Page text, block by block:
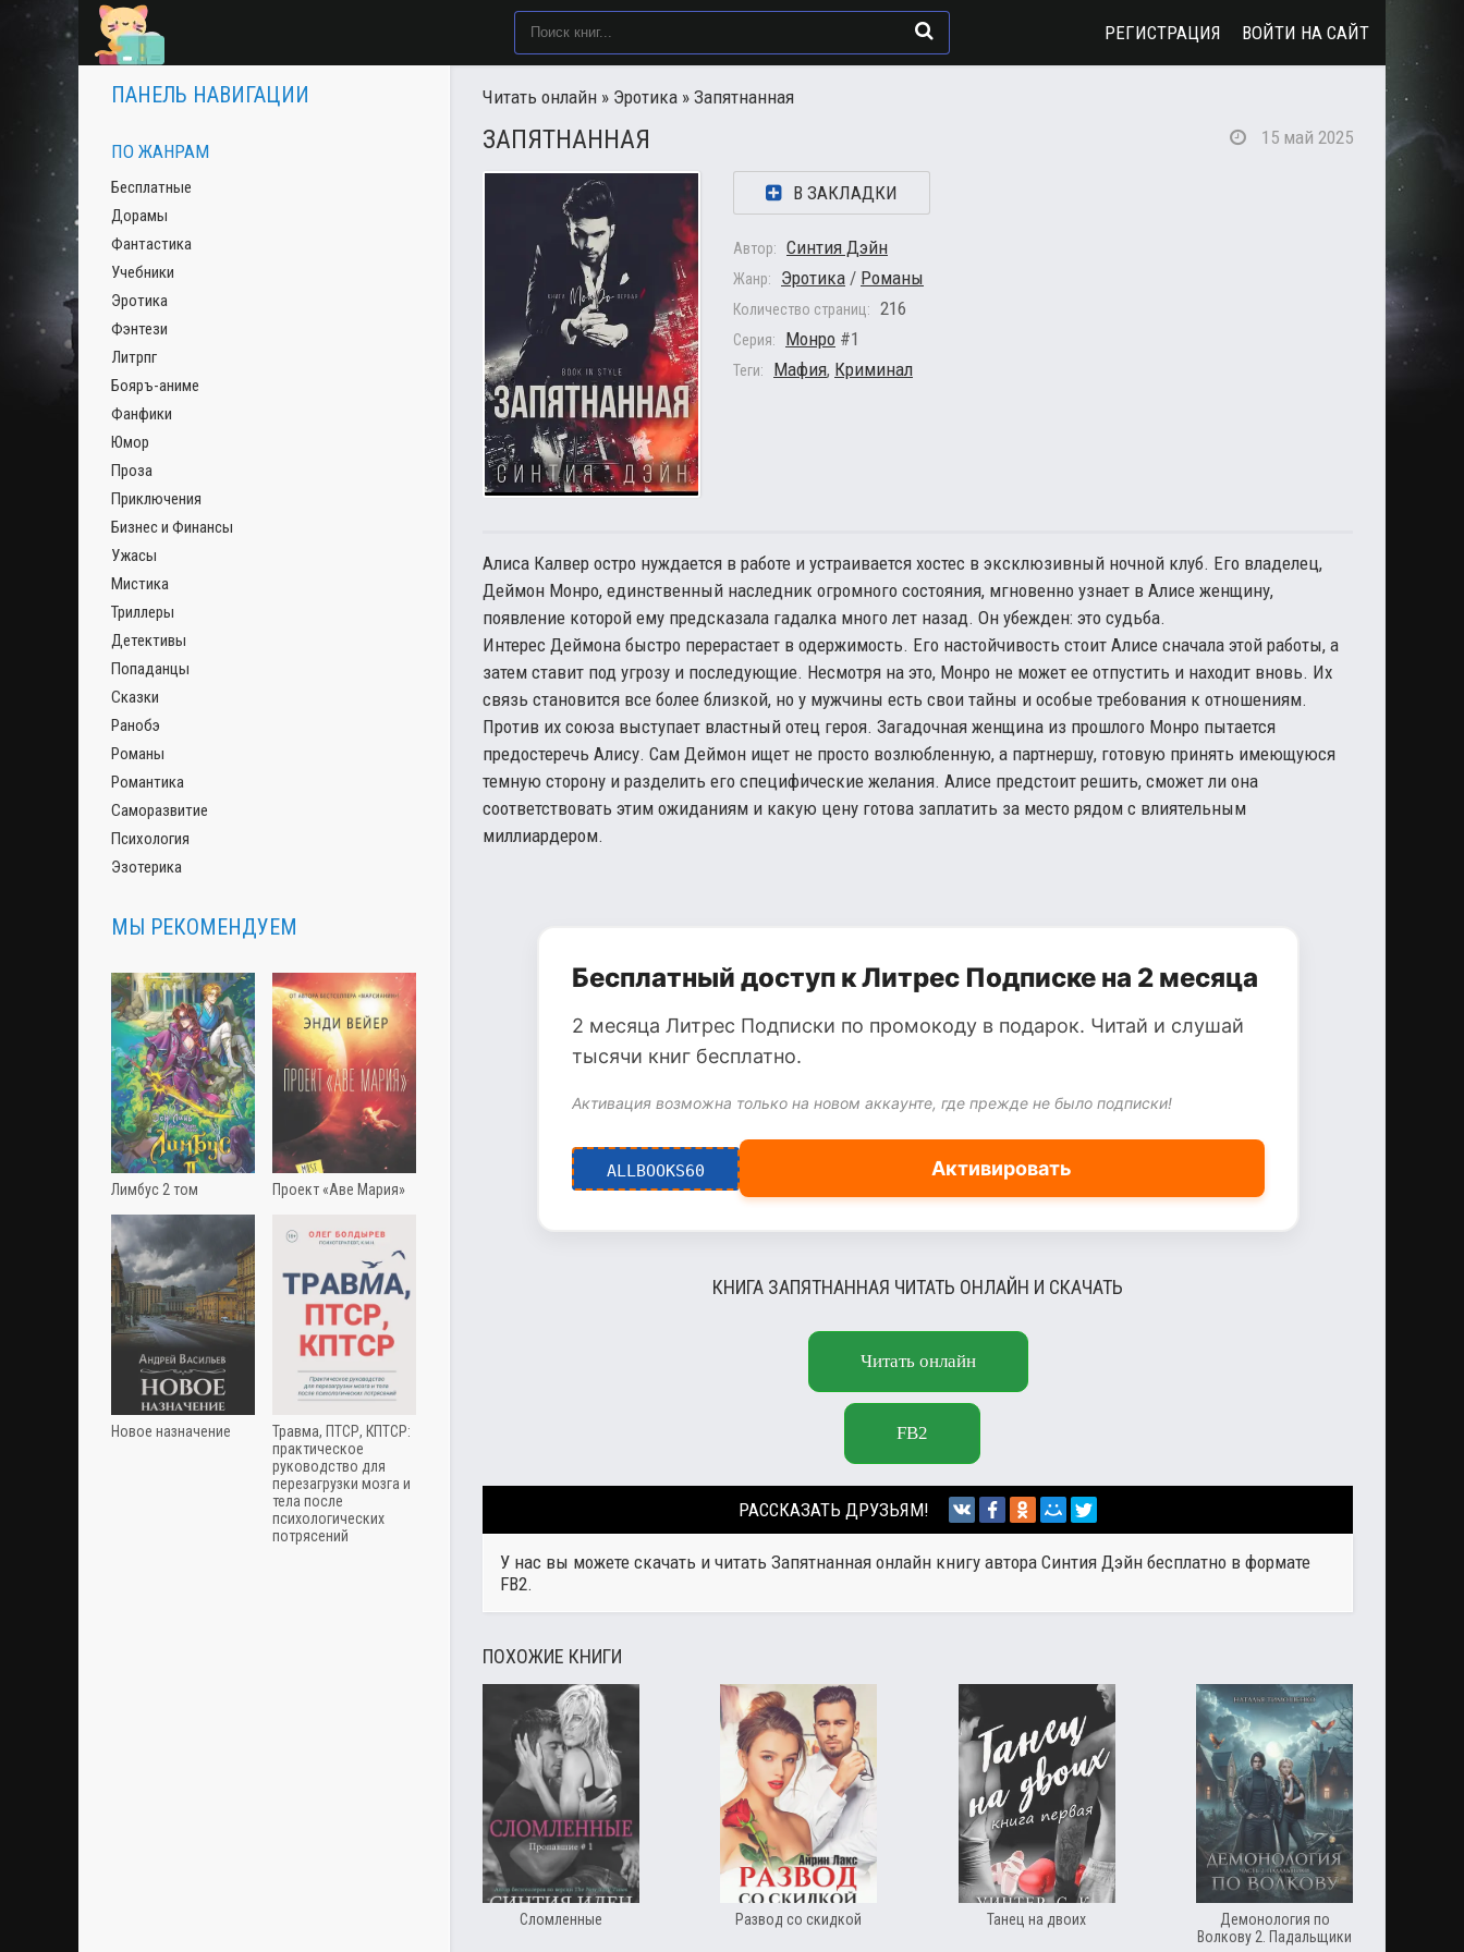
Читать онлайн » Эротика » Запятнанная
ЗАПЯТНАННАЯ 15 май 2025
В ЗАКЛАДКИ
Автор: Синтия Дэйн
Жанр: Эротика / Романы
Количество страниц: 216
Серия: Монро #1
Теги: Мафия, Криминал
Алиса Калвер остро нуждается в работе и устраивается хостес в эксклюзивный ночной клуб. Его владелец,
Деймон Монро, единственный наследник огромного состояния, мгновенно узнает в Алисе женщину,
появление которой ему предсказала гадалка много лет назад. Он убежден: это судьба.
Интерес Деймона быстро перерастает в одержимость. Его настойчивость стоит Алисе сначала этой работы, а
затем ставит под угрозу и последующие. Несмотря на это, Монро не может ее отпустить и находит вновь. Их
связь становится все более близкой, но у мужчины есть свои тайны и особые требования к отношениям.
Против их союза выступает властный отец героя. Загадочная женщина из прошлого Монро пытается
предостеречь Алису. Сам Деймон ищет не просто возлюбленную, а партнершу, готовую принять имеющуюся
темную сторону и разделить его специфические желания. Алисе предстоит решить, сможет ли она
соответствовать этим ожиданиям и какую цену готова заплатить за место рядом с влиятельным
миллиардером.
Бесплатный доступ к Литрес Подписке на 2 месяца
2 месяца Литрес Подписки по промокоду в подарок. Читай и слушай
тысячи книг бесплатно.
Активация возможна только на новом аккаунте, где прежде не было подписки!
ALLBOOKS60 Активировать
КНИГА ЗАПЯТНАННАЯ ЧИТАТЬ ОНЛАЙН И СКАЧАТЬ
Читать онлайн
FB2
РАССКАЗАТЬ ДРУЗЬЯМ!
У нас вы можете скачать и читать Запятнанная онлайн книгу автора Синтия Дэйн бесплатно в формате
FB2.
ПОХОЖИЕ КНИГИ
Сломленные Развод со скидкой Танец на двоих
Демонология по
Волкову 2. Падальщики
ПАНЕЛЬ НАВИГАЦИИ
ПО ЖАНРАМ
Бесплатные
Дорамы
Фантастика
Учебники
Эротика
Фэнтези
Литрпг
Бояръ-аниме
Фанфики
Юмор
Проза
Приключения
Бизнес и Финансы
Ужасы
Мистика
Триллеры
Детективы
Попаданцы
Сказки
Ранобэ
Романы
Романтика
Саморазвитие
Психология
Эзотерика
МЫ РЕКОМЕНДУЕМ
Лимбус 2 том Проект «Аве Мария»
Новое назначение
Травма, ПТСР, КПТСР:
практическое
руководство для
перезагрузки мозга и
тела после
психологических
потрясений
РЕГИСТРАЦИЯ ВОЙТИ НА САЙТ